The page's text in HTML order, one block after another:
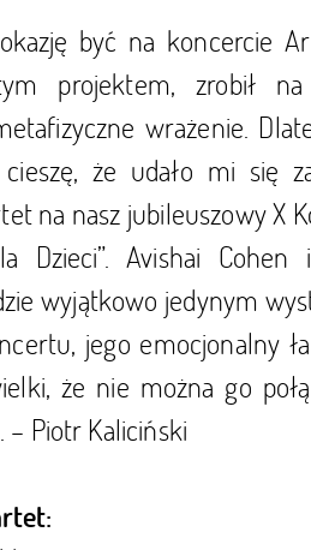
być na koncercie
projektem, zrobił
wrażenie.
że udało mi się
na nasz jubileuszowy X
Dzieci”. Avishai
wyjątkowo jedynym
jego emocjonalny
że nie można go
Piotr Kaliciński